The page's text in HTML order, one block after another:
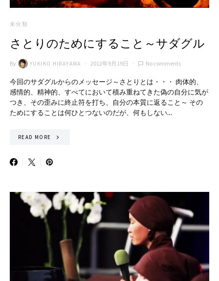
未分類
さとりのためにすること～サダグル
By YUKIKO HIRAYAMA 2012年9月19日 No comments
今回のサダグルからのメッセージ～さとりとは・・・ 肉体的、
感情的、精神的、すべてにおいて積み重ねてきた偽の自分に気が
つき、その歪みに終止符を打ち、自分の本質に返ること～ その
ためにすることは何ひとつないのだが、何もしない…
READ MORE